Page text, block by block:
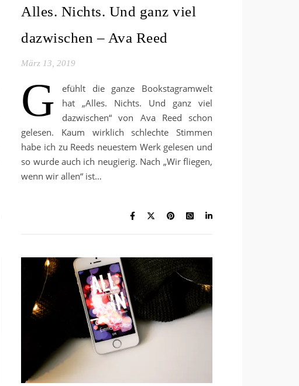
Alles. Nichts. Und ganz viel
dazwischen – Ava Reed
März 13, 2019
G
efühlt die ganze Bookstagramwelt
hat „Alles. Nichts. Und ganz viel
dazwischen“ von Ava Reed schon
gelesen. Kaum wirklich schlechte Stimmen
habe ich zu Reeds neuestem Werk gelesen und
so wurde auch ich neugierig. Nach „Wir fliegen,
wenn wir allen“ ist…